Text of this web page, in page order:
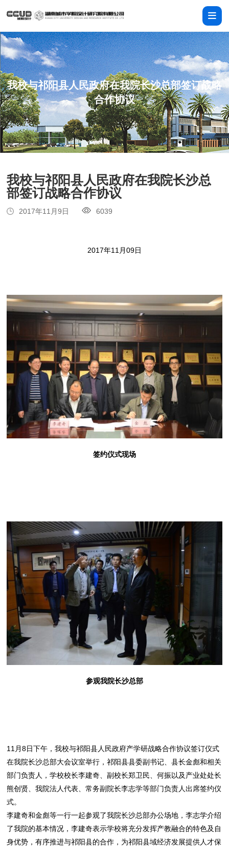
我校与祁阳县人民政府在我院长沙总部签订战略
合作协议
我校与祁阳县人民政府在我院长沙总
部签订战略合作协议
2017年11月9日 6039
2017年11月09日
签约仪式现场
参观我院长沙总部
11月8日下午，我校与祁阳县人民政府产学研战略合作协议签订仪式
在我院长沙总部大会议室举行，祁阳县县委副书记、县长金彪和相关
部门负责人，学校校长李建奇、副校长郑卫民、何振以及产业处处长
熊创贤、我院法人代表、常务副院长李志学等部门负责人出席签约仪
式。
李建奇和金彪等一行一起参观了我院长沙总部办公场地，李志学介绍
了我院的基本情况，李建奇表示学校将充分发挥产教融合的特色及自
身优势，有序推进与祁阳县的合作，为祁阳县域经济发展提供人才保